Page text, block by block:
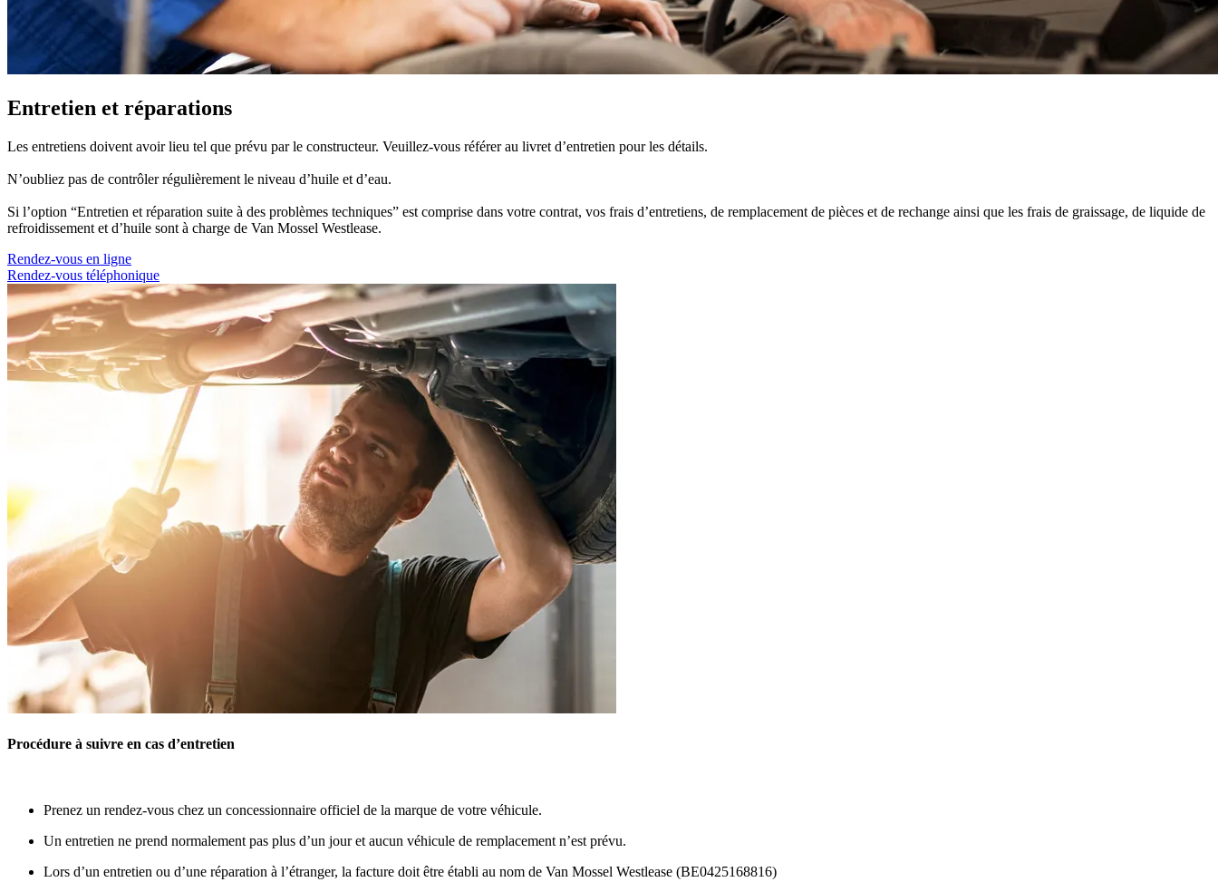
Entretien et réparations
Les entretiens doivent avoir lieu tel que prévu par le constructeur. Veuillez-vous référer au livret d’entretien pour les détails.
N’oubliez pas de contrôler régulièrement le niveau d’huile et d’eau.
Si l’option “Entretien et réparation suite à des problèmes techniques” est comprise dans votre contrat, vos frais d’entretiens, de remplacement de pièces et de rechange ainsi que les frais de graissage, de liquide de
refroidissement et d’huile sont à charge de Van Mossel Westlease.
Rendez-vous en ligne
Rendez-vous téléphonique
Procédure à suivre en cas d’entretien
Prenez un rendez-vous chez un concessionnaire officiel de la marque de votre véhicule.
Un entretien ne prend normalement pas plus d’un jour et aucun véhicule de remplacement n’est prévu.
Lors d’un entretien ou d’une réparation à l’étranger, la facture doit être établi au nom de Van Mossel Westlease (BE0425168816)